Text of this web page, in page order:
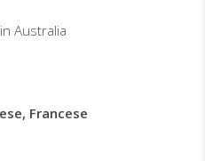
Australia
Francese